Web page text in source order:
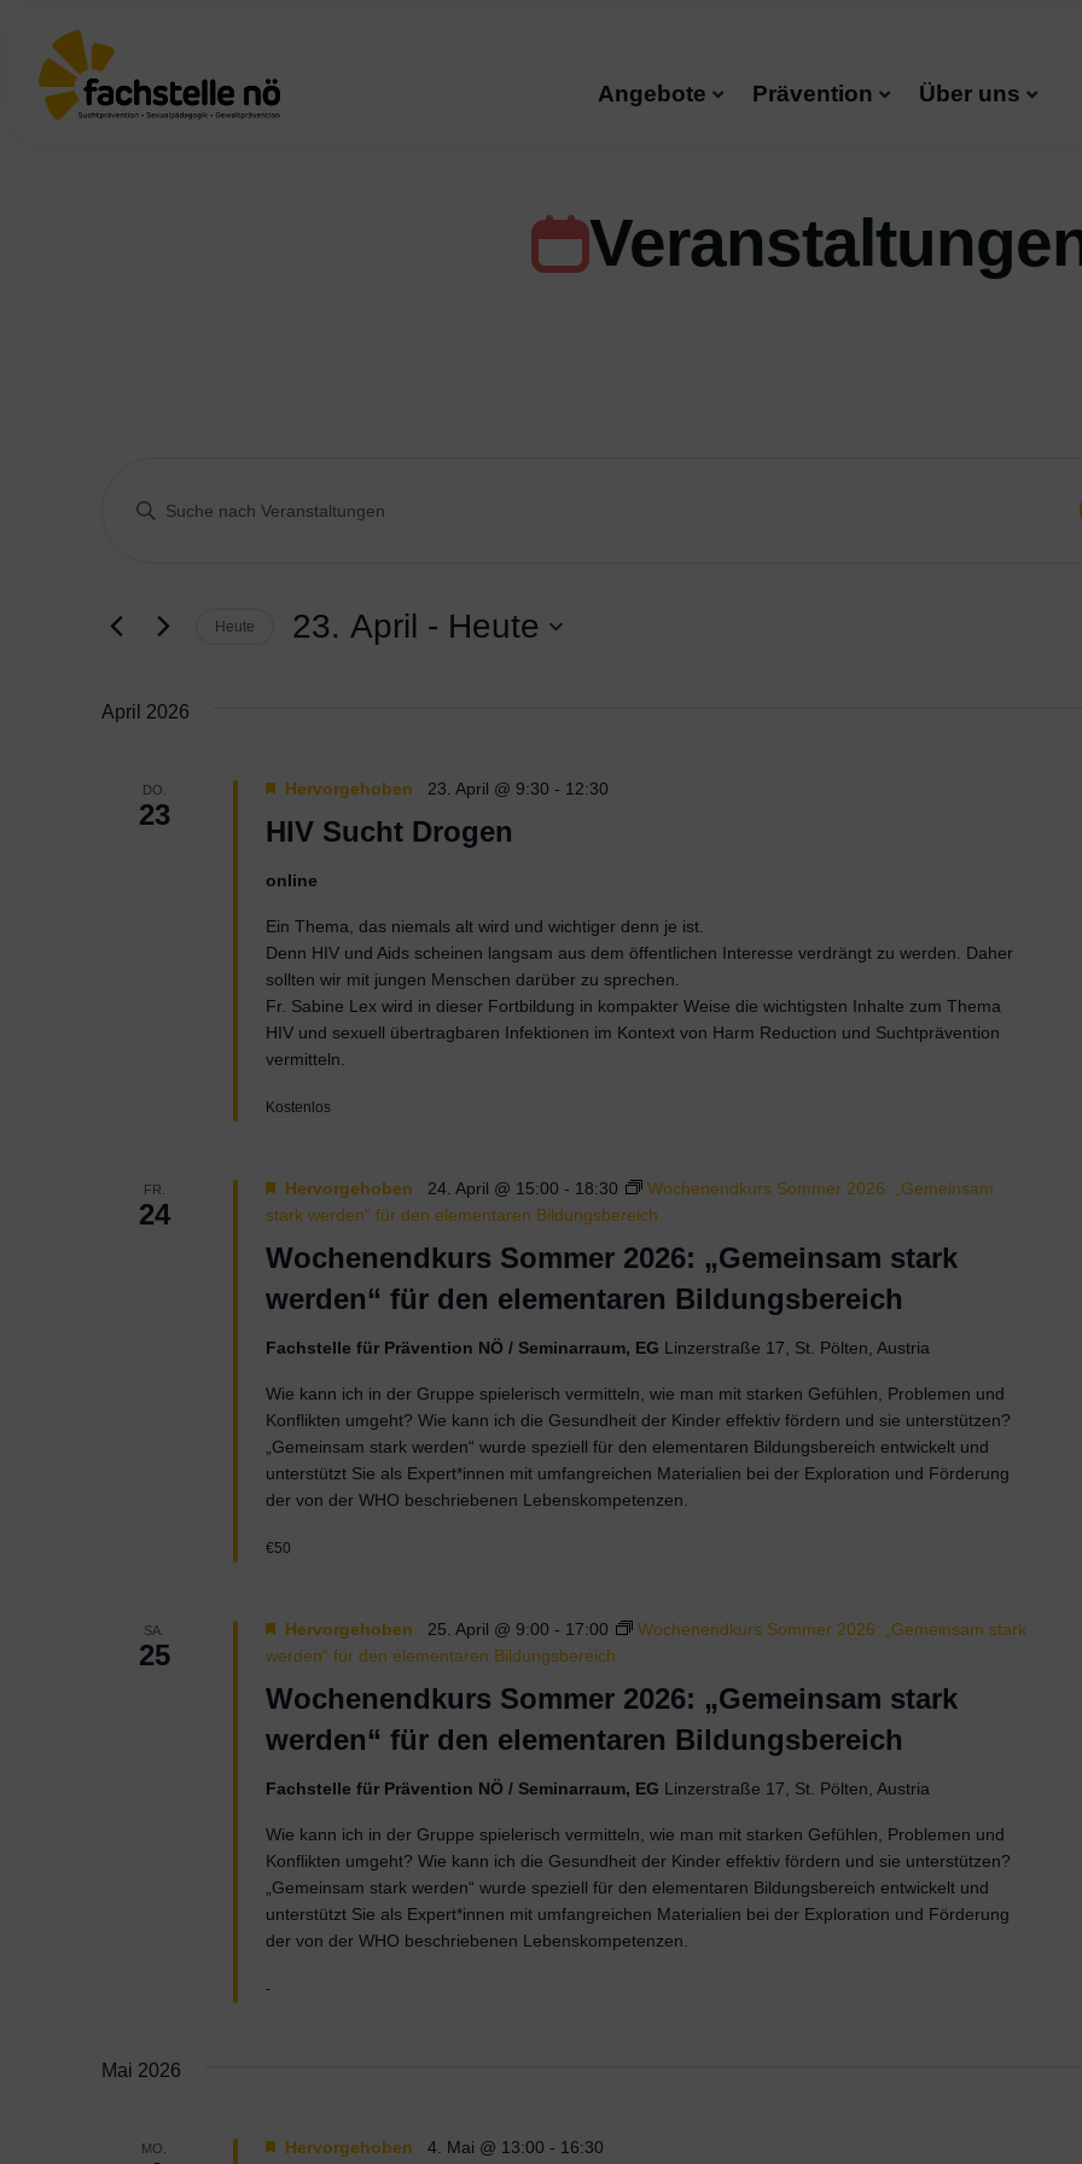
Angebote Prävention Über uns
Veranstaltungen
und
Navigation
Bitte
nach
Heute 23. April - Heute
April 2026
DO.
23
HIV Sucht Drogen
Hervorgehoben 23. April @ 9:30 - 12:30
online
Ein Thema, das niemals alt wird und wichtiger denn je ist.
Denn HIV und Aids scheinen langsam aus dem öffentlichen Interesse verdrängt zu werden. Daher
sollten wir mit jungen Menschen darüber zu sprechen.
Fr. Sabine Lex wird in dieser Fortbildung in kompakter Weise die wichtigsten Inhalte zum Thema
HIV und sexuell übertragbaren Infektionen im Kontext von Harm Reduction und Suchtprävention
vermitteln.
Kostenlos
FR.
24
Wochenendkurs Sommer 2026: „Gemeinsam stark
werden“ für den elementaren Bildungsbereich
Hervorgehoben 24. April @ 15:00 - 18:30
Wochenendkurs Sommer 2026: „Gemeinsam
stark werden“ für den elementaren Bildungsbereich
Fachstelle für Prävention NÖ / Seminarraum, EG Linzerstraße 17, St. Pölten, Austria
Wie kann ich in der Gruppe spielerisch vermitteln, wie man mit starken Gefühlen, Problemen und
Konflikten umgeht? Wie kann ich die Gesundheit der Kinder effektiv fördern und sie unterstützen?
„Gemeinsam stark werden“ wurde speziell für den elementaren Bildungsbereich entwickelt und
unterstützt Sie als Expert*innen mit umfangreichen Materialien bei der Exploration und Förderung
der von der WHO beschriebenen Lebenskompetenzen.
€50
SA.
25
Wochenendkurs Sommer 2026: „Gemeinsam stark
werden“ für den elementaren Bildungsbereich
Hervorgehoben 25. April @ 9:00 - 17:00
Wochenendkurs Sommer 2026: „Gemeinsam stark
werden“ für den elementaren Bildungsbereich
Fachstelle für Prävention NÖ / Seminarraum, EG Linzerstraße 17, St. Pölten, Austria
Wie kann ich in der Gruppe spielerisch vermitteln, wie man mit starken Gefühlen, Problemen und
Konflikten umgeht? Wie kann ich die Gesundheit der Kinder effektiv fördern und sie unterstützen?
„Gemeinsam stark werden“ wurde speziell für den elementaren Bildungsbereich entwickelt und
unterstützt Sie als Expert*innen mit umfangreichen Materialien bei der Exploration und Förderung
der von der WHO beschriebenen Lebenskompetenzen.
-
Mai 2026
MO. Hervorgehoben 4. Mai @ 13:00 - 16:30